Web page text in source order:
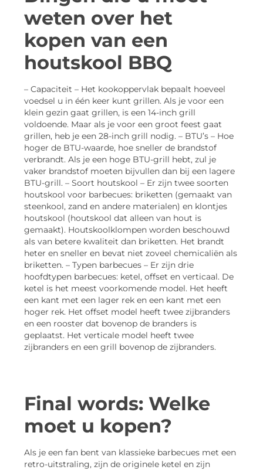
weten over het
kopen van een
houtskool BBQ
– Capaciteit – Het kookoppervlak bepaalt hoeveel
voedsel u in één keer kunt grillen. Als je voor een
klein gezin gaat grillen, is een 14-inch grill
voldoende. Maar als je voor een groot feest gaat
grillen, heb je een 28-inch grill nodig. – BTU’s – Hoe
hoger de BTU-waarde, hoe sneller de brandstof
verbrandt. Als je een hoge BTU-grill hebt, zul je
vaker brandstof moeten bijvullen dan bij een lagere
BTU-grill. – Soort houtskool – Er zijn twee soorten
houtskool voor barbecues: briketten (gemaakt van
steenkool, zand en andere materialen) en klontjes
houtskool (houtskool dat alleen van hout is
gemaakt). Houtskoolklompen worden beschouwd
als van betere kwaliteit dan briketten. Het brandt
heter en sneller en bevat niet zoveel chemicaliën als
briketten. – Typen barbecues – Er zijn drie
hoofdtypen barbecues: ketel, offset en verticaal. De
ketel is het meest voorkomende model. Het heeft
een kant met een lager rek en een kant met een
hoger rek. Het offset model heeft twee zijbranders
en een rooster dat bovenop de branders is
geplaatst. Het verticale model heeft twee
zijbranders en een grill bovenop de zijbranders.
Final words: Welke
moet u kopen?
Als je een fan bent van klassieke barbecues met een
retro-uitstraling, zijn de originele ketel en zijn